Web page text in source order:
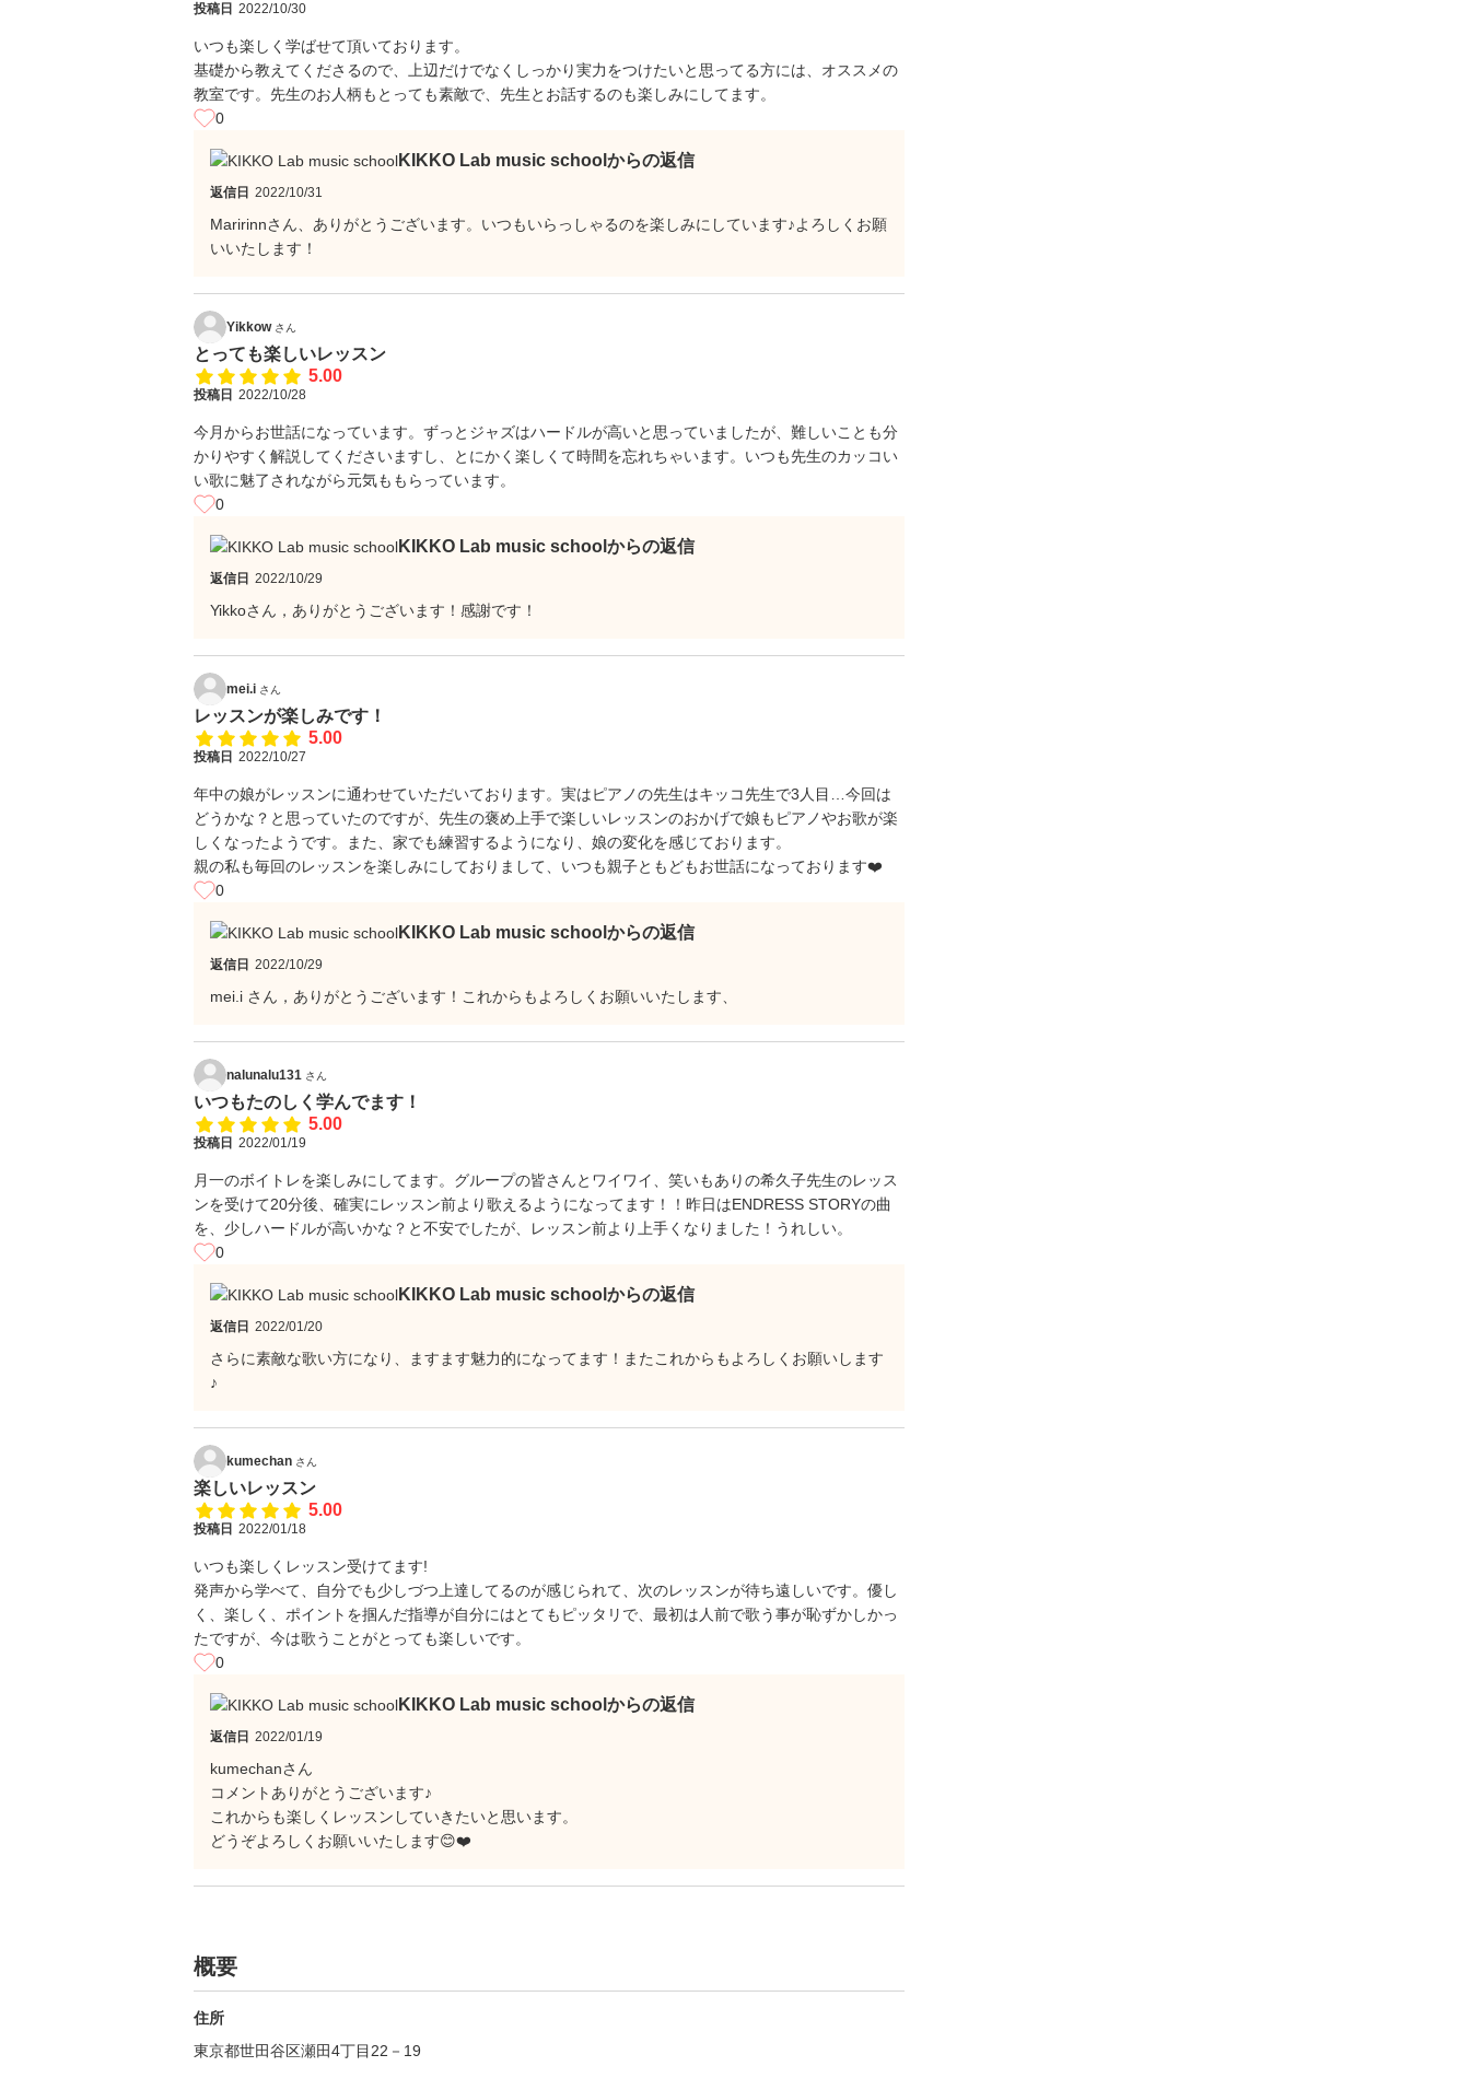
投稿日 2022/10/30
いつも楽しく学ばせて頂いております。
基礎から教えてくださるので、上辺だけでなくしっかり実力をつけたいと思ってる方には、オススメの
教室です。先生のお人柄もとっても素敵で、先生とお話するのも楽しみにしてます。
0
KIKKO Lab music schoolからの返信
返信日 2022/10/31
Maririnnさん、ありがとうございます。いつもいらっしゃるのを楽しみにしています♪よろしくお願
いいたします！
Yikkow さん
とっても楽しいレッスン
5.00
投稿日 2022/10/28
今月からお世話になっています。ずっとジャズはハードルが高いと思っていましたが、難しいことも分
かりやすく解説してくださいますし、とにかく楽しくて時間を忘れちゃいます。いつも先生のカッコい
い歌に魅了されながら元気ももらっています。
0
KIKKO Lab music schoolからの返信
返信日 2022/10/29
Yikkoさん，ありがとうございます！感謝です！
mei.i さん
レッスンが楽しみです！
5.00
投稿日 2022/10/27
年中の娘がレッスンに通わせていただいております。実はピアノの先生はキッコ先生で3人目…今回は
どうかな？と思っていたのですが、先生の褒め上手で楽しいレッスンのおかげで娘もピアノやお歌が楽
しくなったようです。また、家でも練習するようになり、娘の変化を感じております。
親の私も毎回のレッスンを楽しみにしておりまして、いつも親子ともどもお世話になっております❤️
0
KIKKO Lab music schoolからの返信
返信日 2022/10/29
mei.i さん，ありがとうございます！これからもよろしくお願いいたします、
nalunalu131 さん
いつもたのしく学んでます！
5.00
投稿日 2022/01/19
月一のボイトレを楽しみにしてます。グループの皆さんとワイワイ、笑いもありの希久子先生のレッス
ンを受けて20分後、確実にレッスン前より歌えるようになってます！！昨日はENDRESS STORYの曲
を、少しハードルが高いかな？と不安でしたが、レッスン前より上手くなりました！うれしい。
0
KIKKO Lab music schoolからの返信
返信日 2022/01/20
さらに素敵な歌い方になり、ますます魅力的になってます！またこれからもよろしくお願いします
♪
kumechan さん
楽しいレッスン
5.00
投稿日 2022/01/18
いつも楽しくレッスン受けてます!
発声から学べて、自分でも少しづつ上達してるのが感じられて、次のレッスンが待ち遠しいです。優し
く、楽しく、ポイントを掴んだ指導が自分にはとてもピッタリで、最初は人前で歌う事が恥ずかしかっ
たですが、今は歌うことがとっても楽しいです。
0
KIKKO Lab music schoolからの返信
返信日 2022/01/19
kumechanさん
コメントありがとうございます♪
これからも楽しくレッスンしていきたいと思います。
どうぞよろしくお願いいたします😊❤️
概要
住所
東京都世田谷区瀬田4丁目22－19